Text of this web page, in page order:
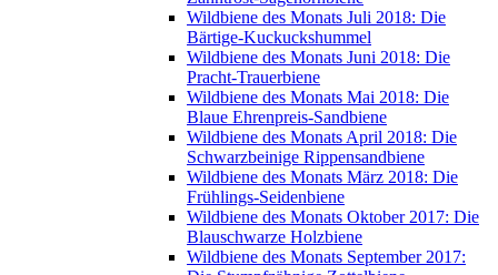
Wildbiene des Monats Juli 2018: Die
Bärtige-Kuckuckshummel
Wildbiene des Monats Juni 2018: Die
Pracht-Trauerbiene
Wildbiene des Monats Mai 2018: Die
Blaue Ehrenpreis-Sandbiene
Wildbiene des Monats April 2018: Die
Schwarzbeinige Rippensandbiene
Wildbiene des Monats März 2018: Die
Frühlings-Seidenbiene
Wildbiene des Monats Oktober 2017: Die
Blauschwarze Holzbiene
Wildbiene des Monats September 2017: